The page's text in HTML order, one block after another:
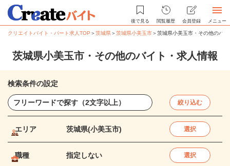
後で見る 閲覧履歴 会員登録 メニュー
クリエイトバイト・パート求人TOP ＞茨城県＞茨城県小美玉市＞茨城県小美玉市・その他のバ
茨城県小美玉市・その他のバイト・求人情報
検索条件の設定
絞り込む
エリア 茨城県(小美玉市) 選択
職種 指定しない 選択